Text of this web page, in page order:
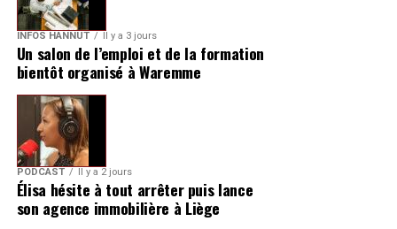
INFOS HANNUT Il y a 3 jours
Un salon de l’emploi et de la formation
bientôt organisé à Waremme
PODCAST Il y a 2 jours
Élisa hésite à tout arrêter puis lance
son agence immobilière à Liège